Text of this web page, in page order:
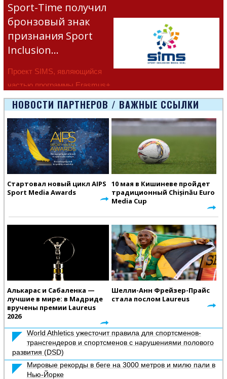
Sport-Time получил
бронзовый знак
признания Sport
Inclusion…
Проект SIMS, являющийся
частью программы Erasmus+
Европейско
НОВОСТИ ПАРТНЕРОВ / ВАЖНЫЕ ССЫЛКИ
Стартовал новый цикл AIPS
Sport Media Awards
10 мая в Кишиневе пройдет
традиционный Chișinău Euro
Media Cup
Алькарас и Сабаленка —
лучшие в мире: в Мадриде
вручены премии Laureus
2026
Шелли-Анн Фрейзер-Прайс
стала послом Laureus
World Athletics ужесточит правила для спортсменов-
трансгендеров и спортсменов с нарушениями полового
развития (DSD)
Мировые рекорды в беге на 3000 метров и милю пали в
Нью-Йорке